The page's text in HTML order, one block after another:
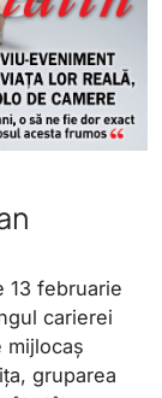
13 februarie
carierei
mijlocaş
gruparea